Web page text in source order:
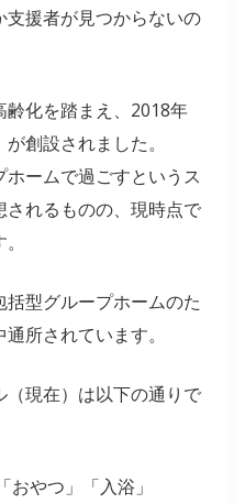
援者が見つからないの
齢化を踏まえ、2018年
創設されました。
ームで過ごすというス
されるものの、現時点で
型グループホームのた
所されています。
現在）は以下の通りで
おやつ」「入浴」